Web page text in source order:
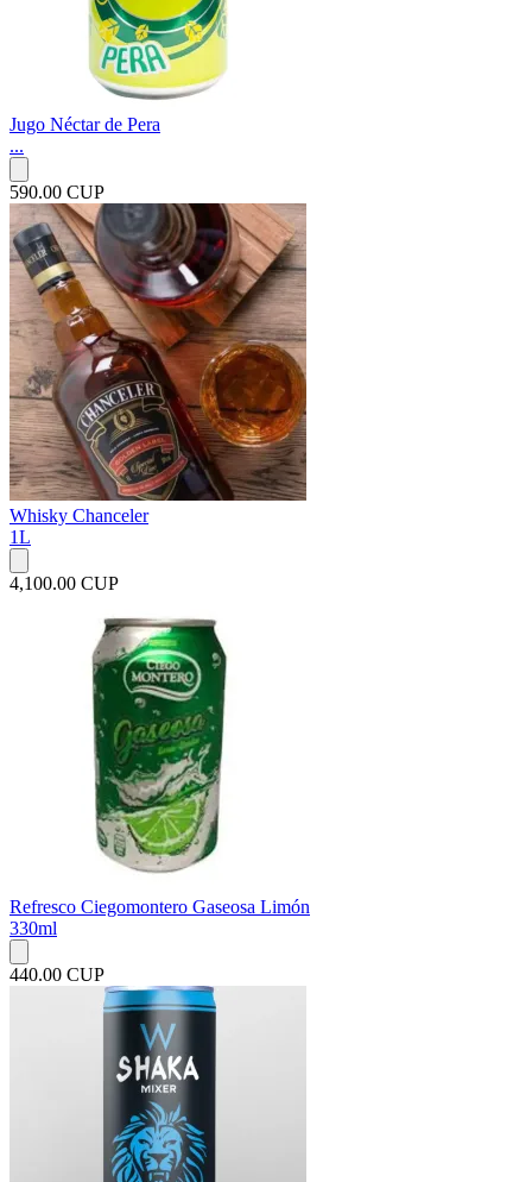
Jugo Néctar de Pera
...
590.00 CUP
Whisky Chanceler
1L
4,100.00 CUP
Refresco Ciegomontero Gaseosa Limón
330ml
440.00 CUP